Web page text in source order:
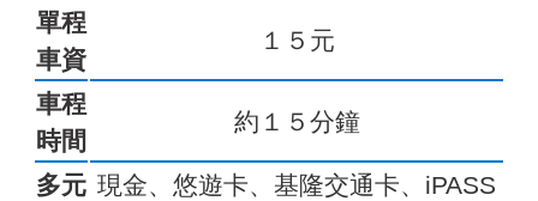
單程
車資
１５元
車程
時間
約１５分鐘
多元 現金、悠遊卡、基隆交通卡、iPASS